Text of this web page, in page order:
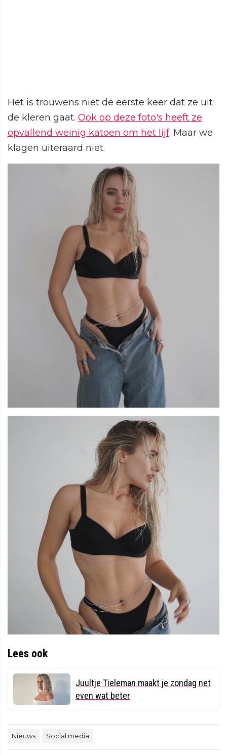
Het is trouwens niet de eerste keer dat ze uit
de kleren gaat. Ook op deze foto's heeft ze
opvallend weinig katoen om het lijf. Maar we
klagen uiteraard niet.
Lees ook
Juultje Tieleman maakt je zondag net
even wat beter
Nieuws Social media